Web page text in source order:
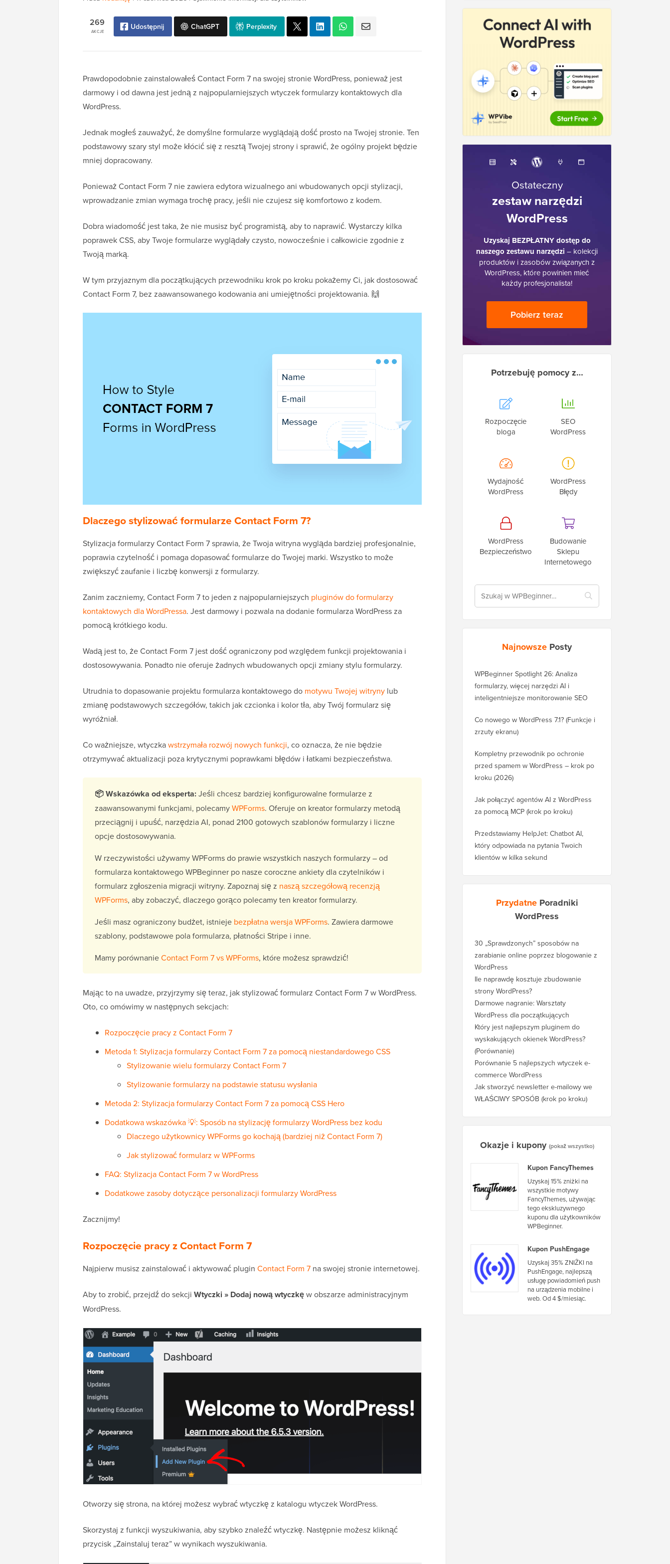
AKCJE
269 Udostępnij ChatGPT Perplexity
Prawdopodobnie zainstalowałeś Contact Form 7 na swojej stronie WordPress, ponieważ jest
darmowy i od dawna jest jedną z najpopularniejszych wtyczek formularzy kontaktowych dla
WordPress.
Jednak mogłeś zauważyć, że domyślne formularze wyglądają dość prosto na Twojej stronie. Ten
podstawowy szary styl może kłócić się z resztą Twojej strony i sprawić, że ogólny projekt będzie
mniej dopracowany.
Ponieważ Contact Form 7 nie zawiera edytora wizualnego ani wbudowanych opcji stylizacji,
wprowadzanie zmian wymaga trochę pracy, jeśli nie czujesz się komfortowo z kodem.
Dobra wiadomość jest taka, że nie musisz być programistą, aby to naprawić. Wystarczy kilka
poprawek CSS, aby Twoje formularze wyglądały czysto, nowocześnie i całkowicie zgodnie z
Twoją marką.
W tym przyjaznym dla początkujących przewodniku krok po kroku pokażemy Ci, jak dostosować
Contact Form 7, bez zaawansowanego kodowania ani umiejętności projektowania. 🙌
Dlaczego stylizować formularze Contact Form 7?
Stylizacja formularzy Contact Form 7 sprawia, że Twoja witryna wygląda bardziej profesjonalnie,
poprawia czytelność i pomaga dopasować formularze do Twojej marki. Wszystko to może
zwiększyć zaufanie i liczbę konwersji z formularzy.
Zanim zaczniemy, Contact Form 7 to jeden z najpopularniejszych pluginów do formularzy
kontaktowych dla WordPressa. Jest darmowy i pozwala na dodanie formularza WordPress za
pomocą krótkiego kodu.
Wadą jest to, że Contact Form 7 jest dość ograniczony pod względem funkcji projektowania i
dostosowywania. Ponadto nie oferuje żadnych wbudowanych opcji zmiany stylu formularzy.
Utrudnia to dopasowanie projektu formularza kontaktowego do motywu Twojej witryny lub
zmianę podstawowych szczegółów, takich jak czcionka i kolor tła, aby Twój formularz się
wyróżniał.
Co ważniejsze, wtyczkawstrzymała rozwój nowych funkcji, co oznacza, że nie będzie
otrzymywać aktualizacji poza krytycznymi poprawkami błędów i łatkami bezpieczeństwa.
📦 Wskazówka od eksperta:Jeśli chcesz bardziej konfigurowalne formularze z
zaawansowanymi funkcjami, polecamyWPForms. Oferuje on kreator formularzy metodą
przeciągnij i upuść, narzędzia AI, ponad 2100 gotowych szablonów formularzy i liczne
opcje dostosowywania.
W rzeczywistości używamy WPForms do prawie wszystkich naszych formularzy – od
formularza kontaktowego WPBeginner po nasze coroczne ankiety dla czytelników i
formularz zgłoszenia migracji witryny. Zapoznaj się z naszą szczegółową recenzją
WPForms, aby zobaczyć, dlaczego gorąco polecamy ten kreator formularzy.
Jeśli masz ograniczony budżet, istnieje bezpłatna wersja WPForms. Zawiera darmowe
szablony, podstawowe pola formularza, płatności Stripe i inne.
Mamy porównanieContact Form 7 vs WPForms, które możesz sprawdzić!
Mając to na uwadze, przyjrzymy się teraz, jak stylizować formularz Contact Form 7 w WordPress.
Oto, co omówimy w następnych sekcjach:
Rozpoczęcie pracy z Contact Form 7
Metoda 1: Stylizacja formularzy Contact Form 7 za pomocą niestandardowego CSS
Stylizowanie wielu formularzy Contact Form 7
Stylizowanie formularzy na podstawie statusu wysłania
Metoda 2: Stylizacja formularzy Contact Form 7 za pomocą CSS Hero
Dodatkowa wskazówka 💡: Sposób na stylizację formularzy WordPress bez kodu
Dlaczego użytkownicy WPForms go kochają (bardziej niż Contact Form 7)
Jak stylizować formularz w WPForms
FAQ: Stylizacja Contact Form 7 w WordPress
Dodatkowe zasoby dotyczące personalizacji formularzy WordPress
Zacznijmy!
Rozpoczęcie pracy z Contact Form 7
Najpierw musisz zainstalować i aktywować plugin Contact Form 7 na swojej stronie internetowej.
Aby to zrobić, przejdź do sekcji Wtyczki » Dodaj nową wtyczkęw obszarze administracyjnym
WordPress.
Otworzy się strona, na której możesz wybrać wtyczkę z katalogu wtyczek WordPress.
Skorzystaj z funkcji wyszukiwania, aby szybko znaleźć wtyczkę. Następnie możesz kliknąć
przycisk „Zainstaluj teraz” w wynikach wyszukiwania.
Ostateczny
zestaw narzędzi
WordPress
Uzyskaj BEZPŁATNY dostęp do
naszego zestawu narzędzi – kolekcji
produktów i zasobów związanych z
WordPress, które powinien mieć
każdy profesjonalista!
Pobierz teraz
Potrzebuję pomocy z…
Rozpoczęcie
bloga
SEO
WordPress
Wydajność
WordPress
WordPress
Błędy
WordPress
Bezpieczeństwo
Budowanie
Sklepu
Internetowego
Najnowsze Posty
WPBeginner Spotlight 26: Analiza
formularzy, więcej narzędzi AI i
inteligentniejsze monitorowanie SEO
Co nowego w WordPress 7.1? (Funkcje i
zrzuty ekranu)
Kompletny przewodnik po ochronie
przed spamem w WordPress – krok po
kroku (2026)
Jak połączyć agentów AI z WordPress
za pomocą MCP (krok po kroku)
Przedstawiamy HelpJet: Chatbot AI,
który odpowiada na pytania Twoich
klientów w kilka sekund
Przydatne Poradniki
WordPress
30 „Sprawdzonych” sposobów na
zarabianie online poprzez blogowanie z
WordPress
Ile naprawdę kosztuje zbudowanie
strony WordPress?
Darmowe nagranie: Warsztaty
WordPress dla początkujących
Który jest najlepszym pluginem do
wyskakujących okienek WordPress?
(Porównanie)
Porównanie 5 najlepszych wtyczek e-
commerce WordPress
Jak stworzyć newsletter e-mailowy we
WŁAŚCIWY SPOSÓB (krok po kroku)
Okazje i kupony (pokaż wszystko)
Kupon FancyThemes
Uzyskaj 15% zniżki na
wszystkie motywy
FancyThemes, używając
tego ekskluzywnego
kuponu dla użytkowników
WPBeginner.
Kupon PushEngage
Uzyskaj 35% ZNIŻKI na
PushEngage, najlepszą
usługę powiadomień push
na urządzenia mobilne i
web. Od 4 $/miesiąc.